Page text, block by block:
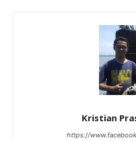
Kristian
https://